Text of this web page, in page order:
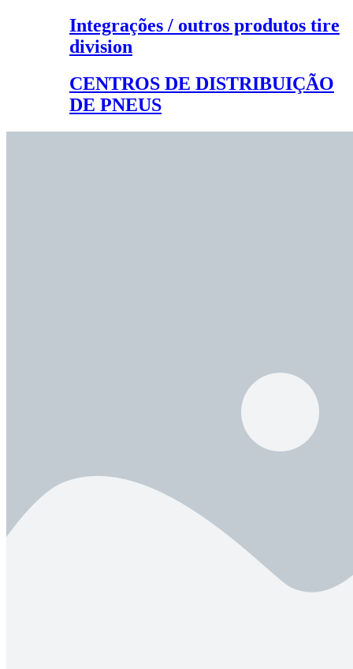
Integrações / outros produtos tire
division
CENTROS DE DISTRIBUIÇÃO
DE PNEUS